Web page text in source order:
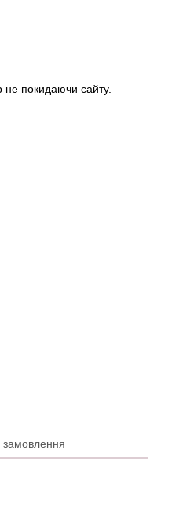
не покидаючи сайту.
замовлення